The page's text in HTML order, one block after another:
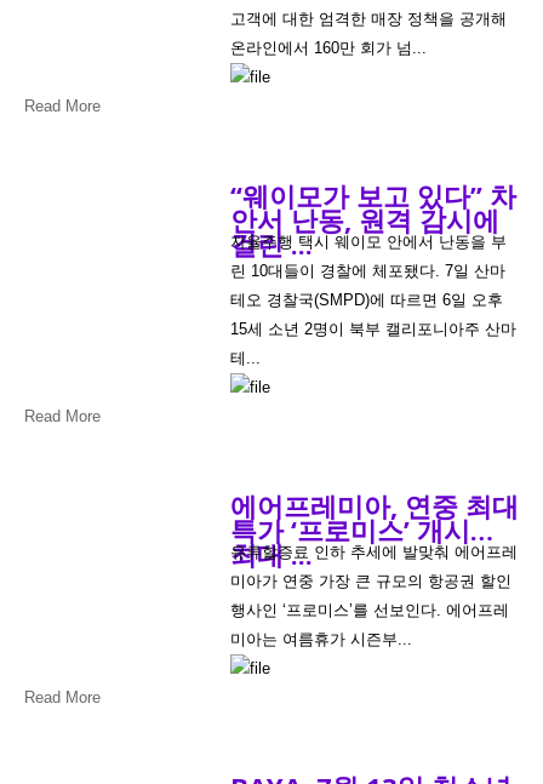
고객에 대한 엄격한 매장 정책을 공개해
온라인에서 160만 회가 넘...
Read More
“웨이모가 보고 있다” 차
안서 난동, 원격 감시에
걸린 ...
자율주행 택시 웨이모 안에서 난동을 부
린 10대들이 경찰에 체포됐다. 7일 산마
테오 경찰국(SMPD)에 따르면 6일 오후
15세 소년 2명이 북부 캘리포니아주 산마
테...
Read More
에어프레미아, 연중 최대
특가 ‘프로미스’ 개시…
최대 ...
유류할증료 인하 추세에 발맞춰 에어프레
미아가 연중 가장 큰 규모의 항공권 할인
행사인 ‘프로미스’를 선보인다. 에어프레
미아는 여름휴가 시즌부...
Read More